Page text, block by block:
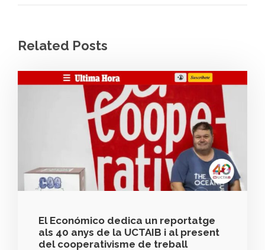
Related Posts
El Económico dedica un reportatge
als 40 anys de la UCTAIB i al present
del cooperativisme de treball